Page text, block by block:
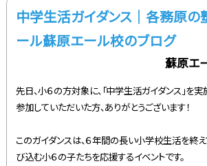
中学生活ガイダンス｜各務原の
ール蘇原エール校のブログ
蘇原エ
先日、小６の方対象に、「中学生活ガイダンス」を実
参加していただいた方、ありがとうございます！
このガイダンスは、６年間の長い小学校生活を終
び込む小６の子たちを応援するイベントです。